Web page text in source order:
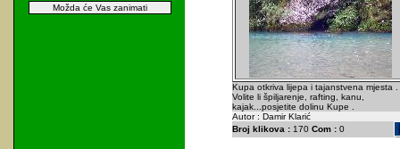
Možda će Vas zanimati
Kupa otkriva lijepa i tajanstvena mjesta .
Volite li špiljarenje, rafting, kanu,
kajak...posjetite dolinu Kupe .
Autor : Damir Klarić
Broj klikova :170 Com :0